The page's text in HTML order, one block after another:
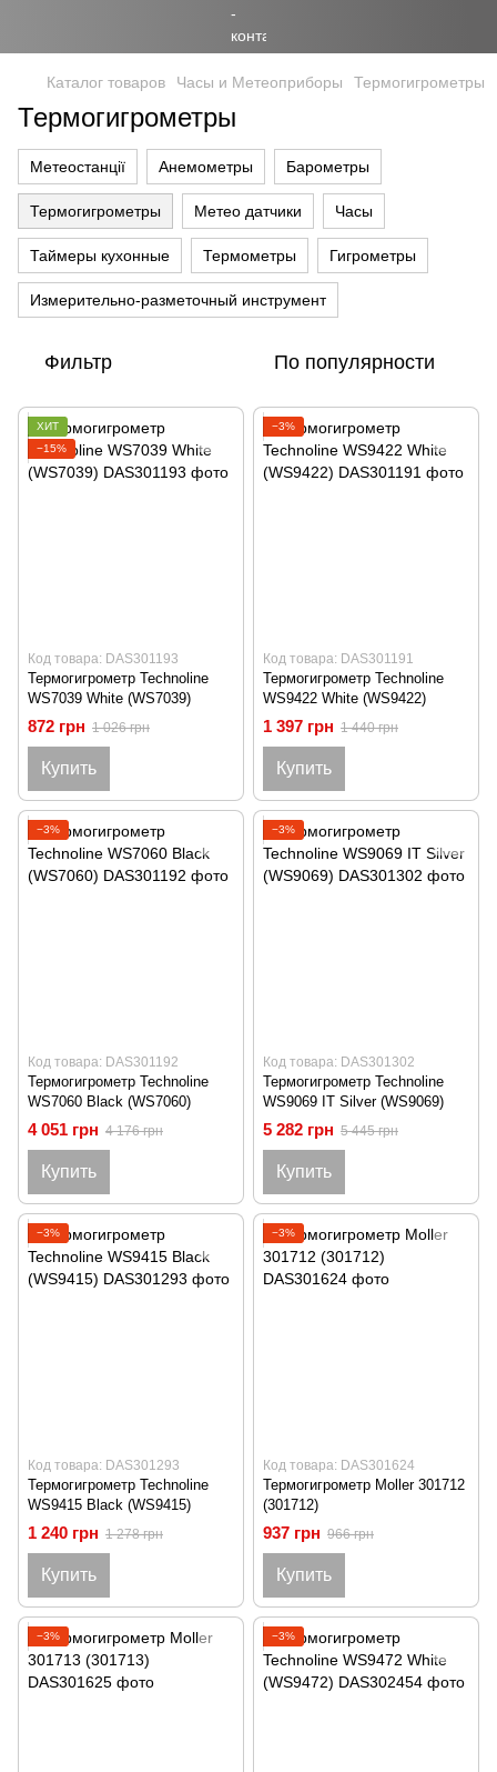
Каталог товаров Часы и Метеоприборы Термогигрометры
Термогигрометры
Метеостанції Анемометры Барометры
Термогигрометры Метео датчики Часы
Таймеры кухонные Термометры Гигрометры
Измерительно-разметочный инструмент
Фильтр По популярности
ХИТ
−15%
Код товара: DAS301193
Термогигрометр Technoline
WS7039 White (WS7039)
872 грн 1 026 грн
Купить
−3%
Код товара: DAS301191
Термогигрометр Technoline
WS9422 White (WS9422)
1 397 грн 1 440 грн
Купить
−3%
Код товара: DAS301192
Термогигрометр Technoline
WS7060 Black (WS7060)
4 051 грн 4 176 грн
Купить
−3%
Код товара: DAS301302
Термогигрометр Technoline
WS9069 IT Silver (WS9069)
5 282 грн 5 445 грн
Купить
−3%
Код товара: DAS301293
Термогигрометр Technoline
WS9415 Black (WS9415)
1 240 грн 1 278 грн
Купить
−3%
Код товара: DAS301624
Термогигрометр Moller 301712
(301712)
937 грн 966 грн
Купить
−3% −3%